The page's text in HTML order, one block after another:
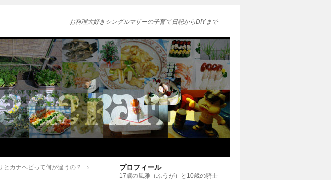
お料理大好きシングルマザーの子育て日記からDIYまで
とカナヘビって何が違うの？ → プロフィール
17歳の風雅（ふうが）と10歳の騎士